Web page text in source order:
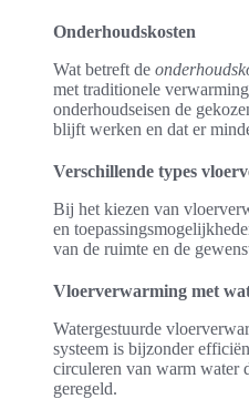
Onderhoudskosten
Wat betreft de
met traditionele
onderhoudseisen de
blijft werken en dat er
Verschillende types
Bij het kiezen van
en
van de ruimte en de
Vloerverwarming met
Watergestuurde
systeem is bijzonder
circuleren van warm water
geregeld.